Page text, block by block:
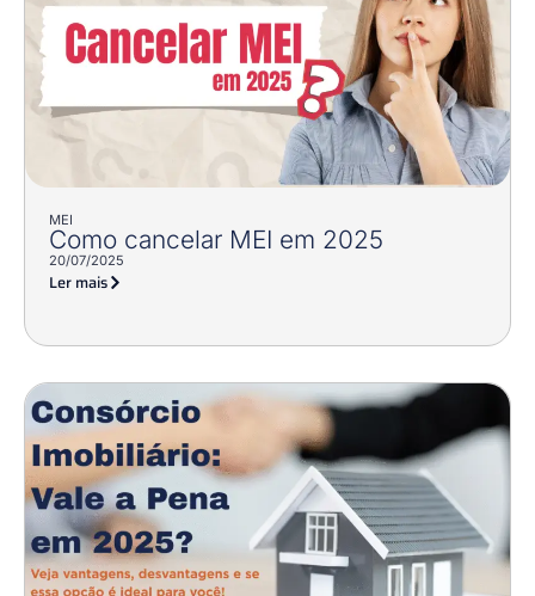
MEI
Como cancelar MEI em 2025
20/07/2025
Ler mais